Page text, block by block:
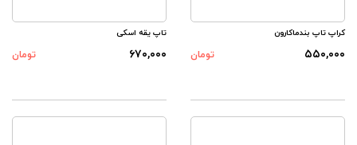
کراپ تاپ بندماکارون
۵۵۰,۰۰۰ تومان
تاپ یقه اسکی
۶۷۰,۰۰۰ تومان